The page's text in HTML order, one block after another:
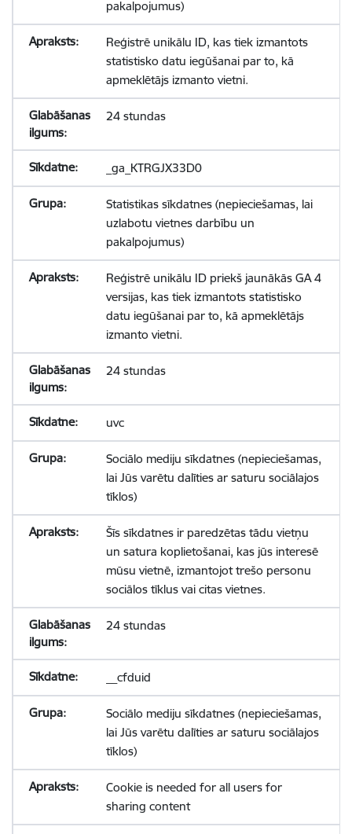
pakalpojumus)
Reģistrē unikālu ID, kas tiek izmantots
statistisko datu iegūšanai par to, kā
apmeklētājs izmanto vietni.
24 stundas
_ga_KTRGJX33D0
Statistikas sīkdatnes (nepieciešamas, lai
uzlabotu vietnes darbību un
pakalpojumus)
Reģistrē unikālu ID priekš jaunākās GA 4
versijas, kas tiek izmantots statistisko
datu iegūšanai par to, kā apmeklētājs
izmanto vietni.
24 stundas
uvc
Sociālo mediju sīkdatnes (nepieciešamas,
lai Jūs varētu dalīties ar saturu sociālajos
tīklos)
Šīs sīkdatnes ir paredzētas tādu vietņu
un satura koplietošanai, kas jūs interesē
mūsu vietnē, izmantojot trešo personu
sociālos tīklus vai citas vietnes.
24 stundas
__cfduid
Sociālo mediju sīkdatnes (nepieciešamas,
lai Jūs varētu dalīties ar saturu sociālajos
tīklos)
Cookie is needed for all users for
sharing content